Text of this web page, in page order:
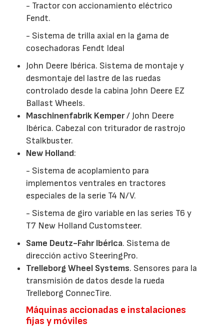
- Tractor con accionamiento eléctrico
Fendt.
- Sistema de trilla axial en la gama de
cosechadoras Fendt Ideal
John Deere Ibérica. Sistema de montaje y
desmontaje del lastre de las ruedas
controlado desde la cabina John Deere EZ
Ballast Wheels.
Maschinenfabrik Kemper/ John Deere
Ibérica. Cabezal con triturador de rastrojo
Stalkbuster.
New Holland:
- Sistema de acoplamiento para
implementos ventrales en tractores
especiales de la serie T4 N/V.
- Sistema de giro variable en las series T6 y
T7 New Holland Customsteer.
Same Deutz-Fahr Ibérica. Sistema de
dirección activo SteeringPro.
Trelleborg Wheel Systems. Sensores para la
transmisión de datos desde la rueda
Trelleborg ConnecTire.
Máquinas accionadas e instalaciones
fijas y móviles